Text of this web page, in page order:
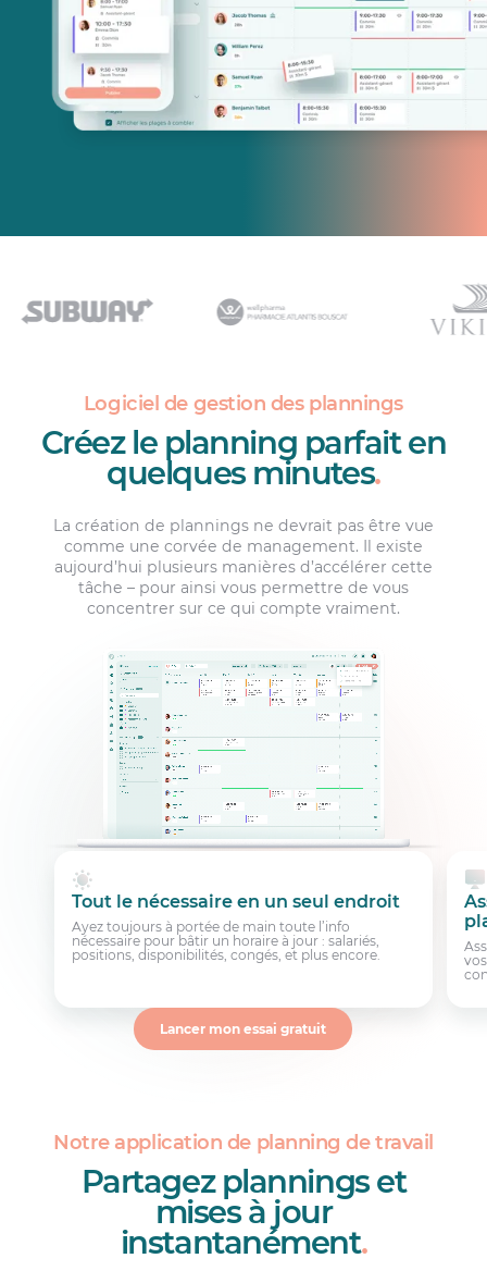
Logiciel de gestion des plannings
Créez le planning parfait en
quelques minutes.
La création de plannings ne devrait pas être vue
comme une corvée de management. Il existe
aujourd’hui plusieurs manières d’accélérer cette
tâche – pour ainsi vous permettre de vous
concentrer sur ce qui compte vraiment.
Tout le nécessaire en un seul endroit
Ayez toujours à portée de main toute l’info
nécessaire pour bâtir un horaire à jour : salariés,
positions, disponibilités, congés, et plus encore.
Lancer mon essai gratuit
Notre application de planning de travail
Partagez plannings et
mises à jour
instantanément.